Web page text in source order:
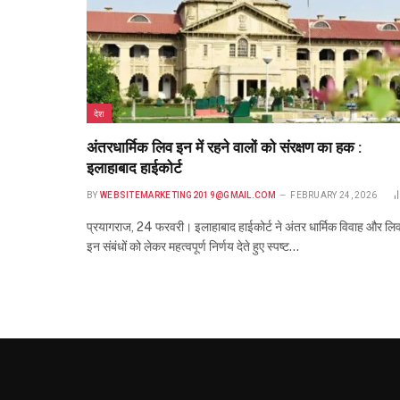
देश
अंतरधार्मिक लिव इन में रहने वालों को संरक्षण का हक :
इलाहाबाद हाईकोर्ट
BY WEBSITEMARKETING2019@GMAIL.COM FEBRUARY 24, 2026
प्रयागराज, 24 फरवरी। इलाहाबाद हाईकोर्ट ने अंतर धार्मिक विवाह और
इन संबंधों को लेकर महत्वपूर्ण निर्णय देते हुए स्पष्ट…